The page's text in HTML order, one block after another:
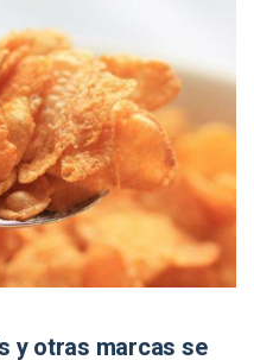
y otras marcas se